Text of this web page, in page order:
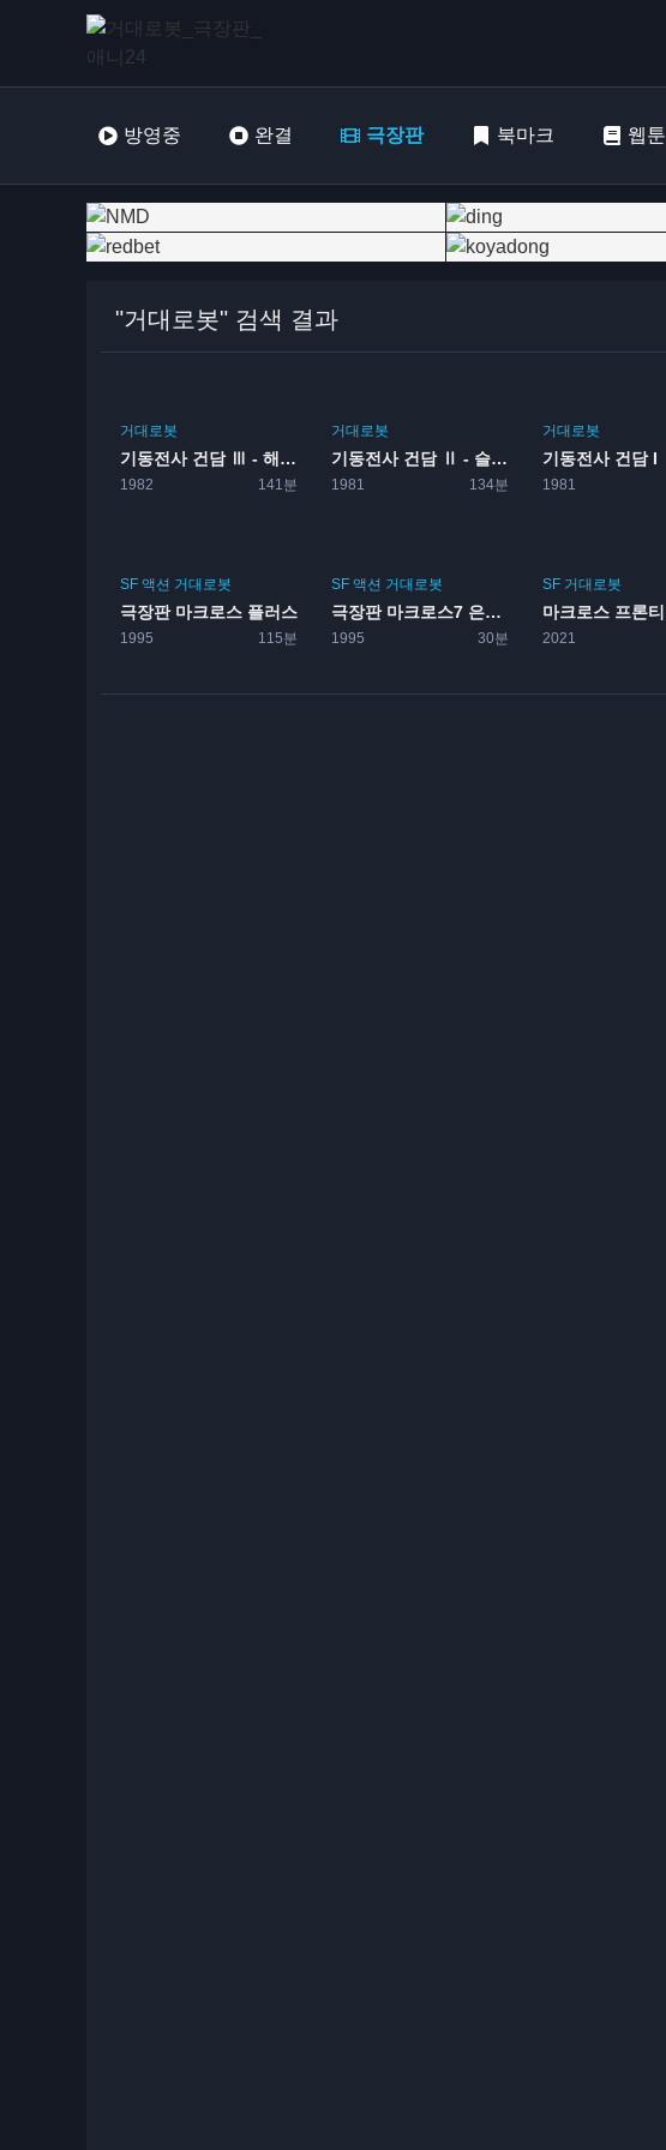
방영중 완결 극장판 북마크 웹툰
"거대로봇" 검색 결과
거대로봇
기동전사 건담 Ⅲ - 해후의 우주
1982 141분
거대로봇
기동전사 건담 Ⅱ - 슬픈 전사
1981 134분
거대로봇
기동전사 건담 I
1981
SF 액션 거대로봇
극장판 마크로스 플러스
1995 115분
SF 액션 거대로봇
극장판 마크로스7 은하가 나를 부른다
1995 30분
SF 거대로봇
2021